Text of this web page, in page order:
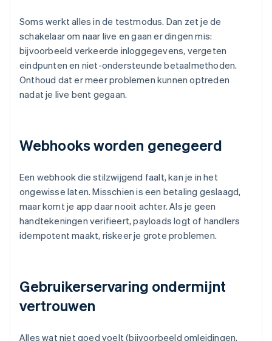
Soms werkt alles in de testmodus. Dan zet je de
schakelaar om naar live en gaan er dingen mis:
bijvoorbeeld verkeerde inloggegevens, vergeten
eindpunten en niet-ondersteunde betaalmethoden.
Onthoud dat er meer problemen kunnen optreden
nadat je live bent gegaan.
Webhooks worden genegeerd
Een webhook die stilzwijgend faalt, kan je in het
ongewisse laten. Misschien is een betaling geslaagd,
maar komt je app daar nooit achter. Als je geen
handtekeningen verifieert, payloads logt of handlers
idempotent maakt, riskeer je grote problemen.
Gebruikerservaring ondermijnt
vertrouwen
Alles wat niet goed voelt (bijvoorbeeld omleidingen,